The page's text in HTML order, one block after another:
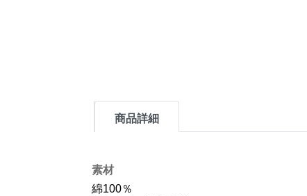
商品詳細
素材
綿100％